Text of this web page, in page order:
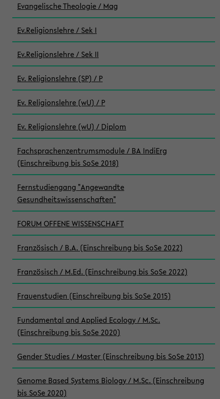
Evangelische Theologie / Mag
Ev.Religionslehre / Sek I
Ev.Religionslehre / Sek II
Ev. Religionslehre (SP) / P
Ev. Religionslehre (wU) / P
Ev. Religionslehre (wU) / Diplom
Fachsprachenzentrumsmodule / BA IndiErg
(Einschreibung bis SoSe 2018)
Fernstudiengang "Angewandte
Gesundheitswissenschaften"
FORUM OFFENE WISSENSCHAFT
Französisch / B.A. (Einschreibung bis SoSe 2022)
Französisch / M.Ed. (Einschreibung bis SoSe 2022)
Frauenstudien (Einschreibung bis SoSe 2015)
Fundamental and Applied Ecology / M.Sc.
(Einschreibung bis SoSe 2020)
Gender Studies / Master (Einschreibung bis SoSe 2013)
Genome Based Systems Biology / M.Sc. (Einschreibung
bis SoSe 2020)